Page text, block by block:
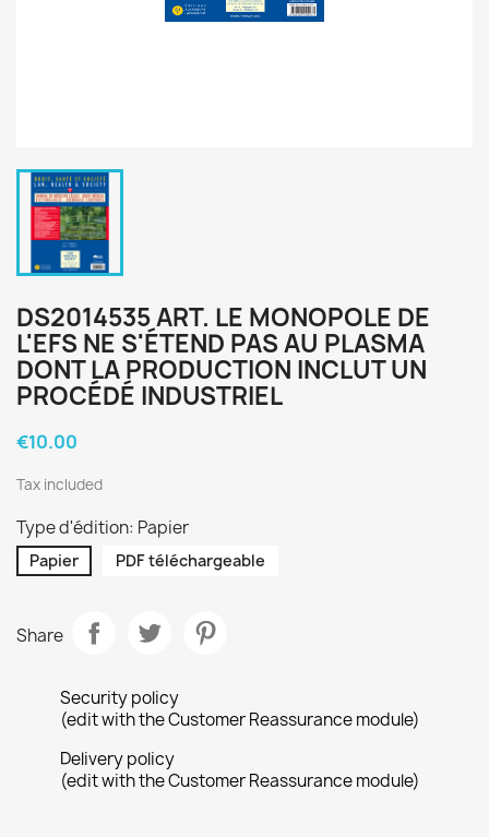
DS2014535 ART. LE MONOPOLE DE
L'EFS NE S'ÉTEND PAS AU PLASMA
DONT LA PRODUCTION INCLUT UN
PROCÉDÉ INDUSTRIEL
€10.00
Tax included
Type d'édition: Papier
Papier PDF téléchargeable
Share
Security policy
(edit with the Customer Reassurance module)
Delivery policy
(edit with the Customer Reassurance module)